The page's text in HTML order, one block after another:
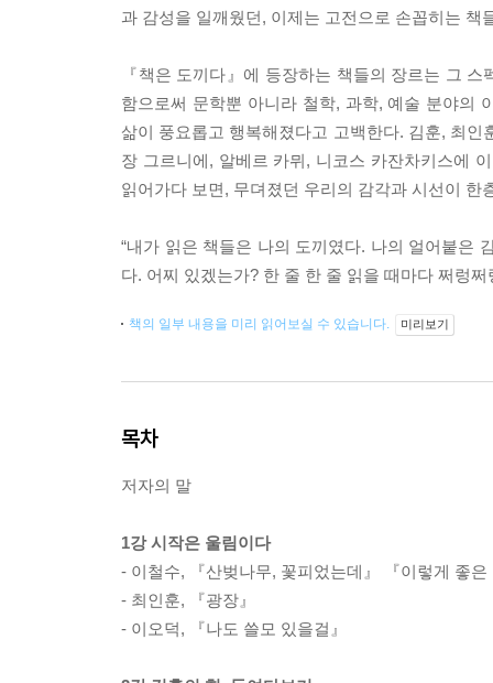
과 감성을 일깨웠던, 이제는 고전으로 손꼽히는 책
『책은 도끼다』에 등장하는 책들의 장르는 그
함으로써 문학뿐 아니라 철학, 과학, 예술 분야의
삶이 풍요롭고 행복해졌다고 고백한다. 김훈, 최
장 그르니에, 알베르 카뮈, 니코스 카잔차키스에
읽어가다 보면, 무뎌졌던 우리의 감각과 시선이
“내가 읽은 책들은 나의 도끼였다. 나의 얼어붙은
다. 어찌 있겠는가? 한 줄 한 줄 읽을 때마다 쩌렁
책의 일부 내용을 미리 읽어보실 수 있습니다. 미리보기
목차
저자의 말
1강 시작은 울림이다
- 이철수, 『산벚나무, 꽃피었는데』 『이렇게 좋
- 최인훈, 『광장』
- 이오덕, 『나도 쓸모 있을걸』